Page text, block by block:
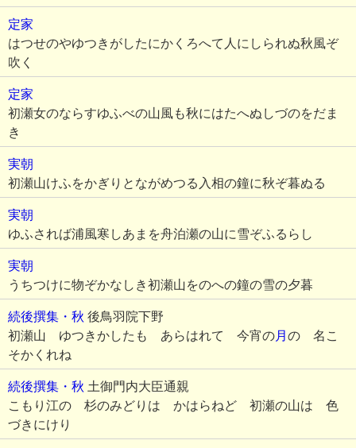
定家
はつせのやゆつきがしたにかくろへて人にしられぬ秋風ぞ
吹く
定家
初瀬女のならすゆふべの山風も秋にはたへぬしづのをだま
き
実朝
初瀬山けふをかぎりとながめつる入相の鐘に秋ぞ暮ぬる
実朝
ゆふされば浦風寒しあまを舟泊瀬の山に雪ぞふるらし
実朝
うちつけに物ぞかなしき初瀬山をのへの鐘の雪の夕暮
続後撰集・秋 後鳥羽院下野
初瀬山 ゆつきかしたも あらはれて 今宵の月 の 名こ
そかくれね
続後撰集・秋 土御門内大臣通親
こもり江の 杉のみどりは かはらねど 初瀬の山は 色
づきにけり